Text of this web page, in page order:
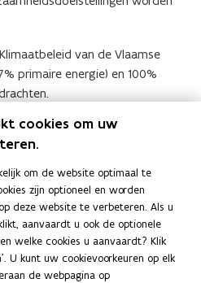
van de Vlaamse
primaire energie) en 100%
zijn betrokken bij
aangesproken over het
duurzaamheidsgedrag.
van de Verenigde Naties
cookies om uw
om de website optimaal te
zijn optioneel en worden
deze website te verbeteren. Als u
aanvaardt u ook de optionele
welke cookies u aanvaardt? Klik
U kunt uw cookievoorkeuren op elk
de webpagina op